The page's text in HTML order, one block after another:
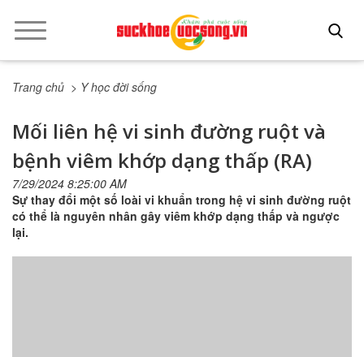
Trang chủ > Y học đời sống
Mối liên hệ vi sinh đường ruột và
bệnh viêm khớp dạng thấp (RA)
7/29/2024 8:25:00 AM
Sự thay đổi một số loài vi khuẩn trong hệ vi sinh đường ruột
có thể là nguyên nhân gây viêm khớp dạng thấp và ngược
lại.